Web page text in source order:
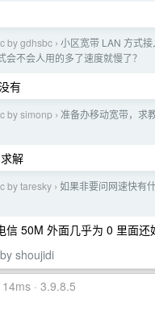
by gdhsbc › 小区宽带 LAN 方式
会不会人用的多了速度就慢了？
有
by simonp › 准备办移动宽带，求
求解
by taresky › 如果非要问网速快有
信 50M 外面几乎为 0 里面还
shoujidi
· 3.9.8.5